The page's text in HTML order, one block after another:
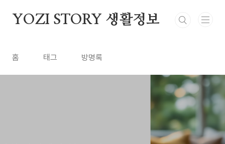
YOZI STORY 생활정보
홈 태그 방명록